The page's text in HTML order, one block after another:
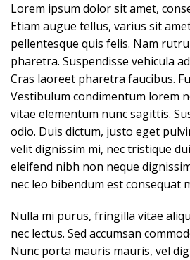
Lorem ipsum dolor sit amet,
Etiam augue tellus, varius sit
pellentesque quis felis. Nam
pharetra. Suspendisse vehicula
Cras laoreet pharetra faucibus.
Vestibulum condimentum lorem
vitae elementum nunc sagittis.
odio. Duis dictum, justo eget
velit dignissim mi, nec tristique
eleifend nibh non neque
nec leo bibendum est consequat
Nulla mi purus, fringilla vitae
nec lectus. Sed accumsan
Nunc porta mauris mauris, vel